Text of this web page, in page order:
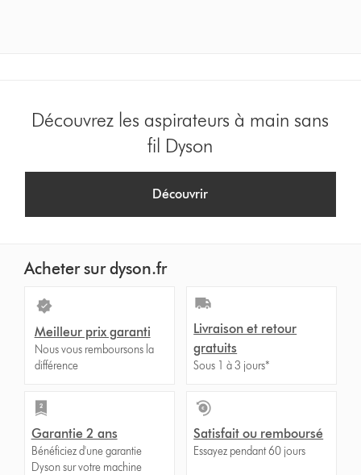
Découvrez les aspirateurs à main sans
fil Dyson
Découvrir
Acheter sur dyson.fr
Meilleur prix garanti
Nous vous remboursons la
différence
Livraison et retour
gratuits
Sous 1 à 3 jours*
Garantie 2 ans
Bénéficiez d'une garantie
Dyson sur votre machine
Satisfait ou remboursé
Essayez pendant 60 jours